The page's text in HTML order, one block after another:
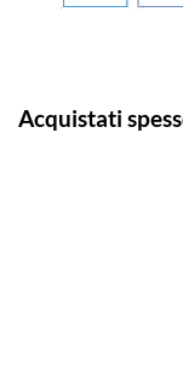
Acquistati